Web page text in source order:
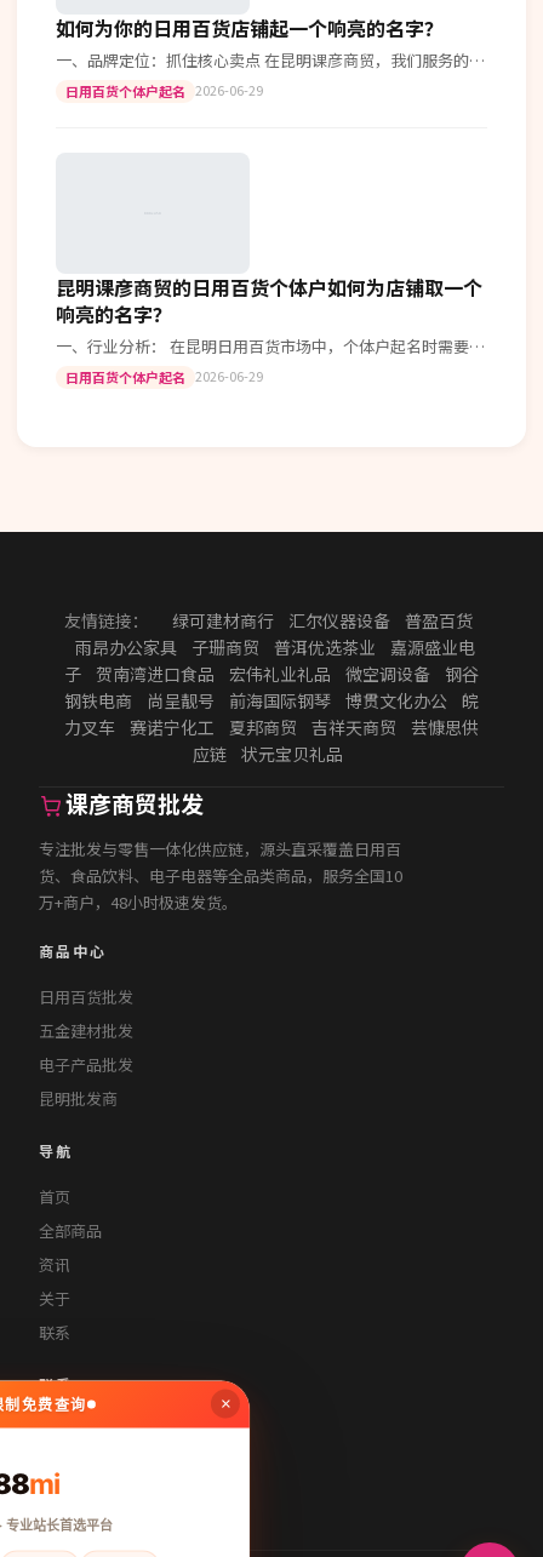
如何为你的日用百货店铺起一个响亮的名字？
一、品牌定位：抓住核心卖点 在昆明课彦商贸，我们服务的客
户大多是一些专注于日用百货的小商家。首先明确你店铺的核
日用百货个体户起名 2026-06-29
昆明课彦商贸的日用百货个体户如何为店铺取一个
响亮的名字？
一、行业分析： 在昆明日用百货市场中，个体户起名时需要考
虑品牌定位和目标消费群体。根据《中国商品零售业发展报
日用百货个体户起名 2026-06-29
友情链接： 绿可建材商行 汇尔仪器设备
普盈百货
雨昂办公家具
子珊商贸 普洱优选茶业
嘉源盛业电
子
贺南湾进口食品 宏伟礼业礼品 微空调设备
钢谷
钢铁电商
尚呈靓号 前海国际钢琴 博贯文化办公
皖
力叉车
赛诺宁化工 夏邦商贸 吉祥天商贸
芸慷思供
应链 状元宝贝礼品
课彦商贸批发
专注批发与零售一体化供应链，源头直采覆盖日用百
货、食品饮料、电子电器等全品类商品，服务全国10
万+商户，48小时极速发货。
商品中心
日用百货批发
五金建材批发
电子产品批发
昆明批发商
导航
首页
全部商品
资讯
关于
联系
联系
contact@tyyiox17.cn
周一至周五 9:00-18:00
×
免费查询
mi
专业站长首选平台